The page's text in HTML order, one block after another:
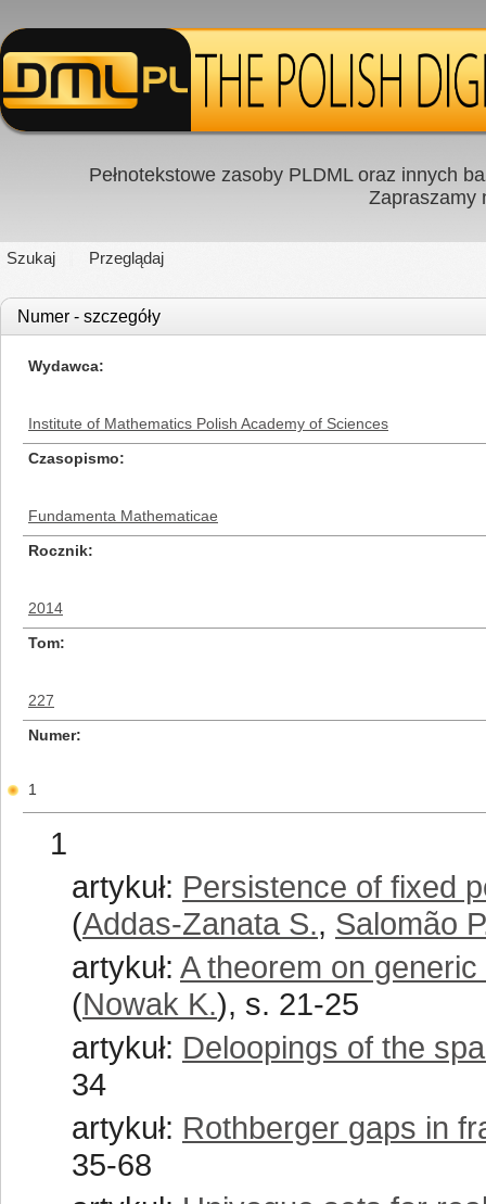
Pełnotekstowe zasoby PLDML oraz innych
Zapraszamy
Szukaj Przeglądaj
Numer - szczegóły
Wydawca
Institute of Mathematics Polish Academy of Sciences
Czasopismo
Fundamenta Mathematicae
Rocznik
2014
Tom
227
Numer
1
1
artykuł: Persistence of fixed
(Addas-Zanata S., Salomão
artykuł: A theorem on
(Nowak K.), s. 21-25
artykuł: Deloopings of the
34
artykuł: Rothberger gaps in
35-68